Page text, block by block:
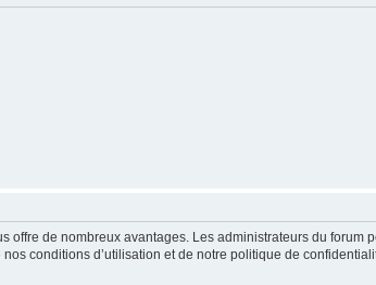
offre de nombreux avantages. Les administrateurs du
conditions d’utilisation et de notre politique de